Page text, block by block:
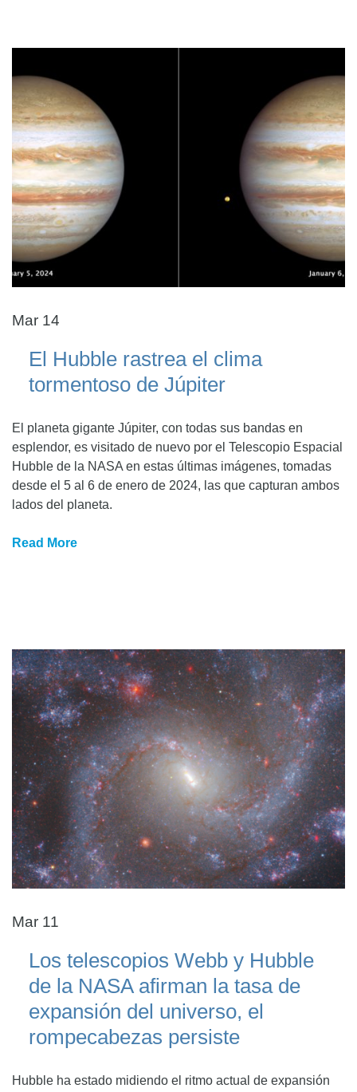
Mar 14
El Hubble rastrea el clima
tormentoso de Júpiter
El planeta gigante Júpiter, con todas sus bandas en
esplendor, es visitado de nuevo por el Telescopio Espacial
Hubble de la NASA en estas últimas imágenes, tomadas
desde el 5 al 6 de enero de 2024, las que capturan ambos
lados del planeta.
Read More
Mar 11
Los telescopios Webb y Hubble
de la NASA afirman la tasa de
expansión del universo, el
rompecabezas persiste
Hubble ha estado midiendo el ritmo actual de expansión